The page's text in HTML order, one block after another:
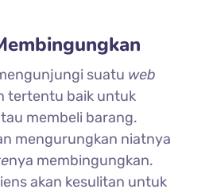
suatu web
tertentu baik untuk
membeli barang.
mengurungkan niatnya
nya membingungkan.
akan kesulitan untuk